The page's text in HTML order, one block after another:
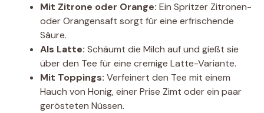
Mit Zitrone oder Orange: Ein Spritzer Zitronen-
oder Orangensaft sorgt für eine erfrischende
Säure.
Als Latte: Schäumt die Milch auf und gießt sie
über den Tee für eine cremige Latte-Variante.
Mit Toppings: Verfeinert den Tee mit einem
Hauch von Honig, einer Prise Zimt oder ein paar
gerösteten Nüssen.